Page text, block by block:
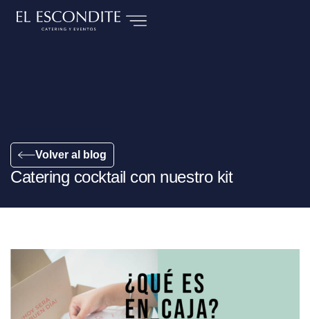
Volver al blog
Catering cocktail con nuestro kit